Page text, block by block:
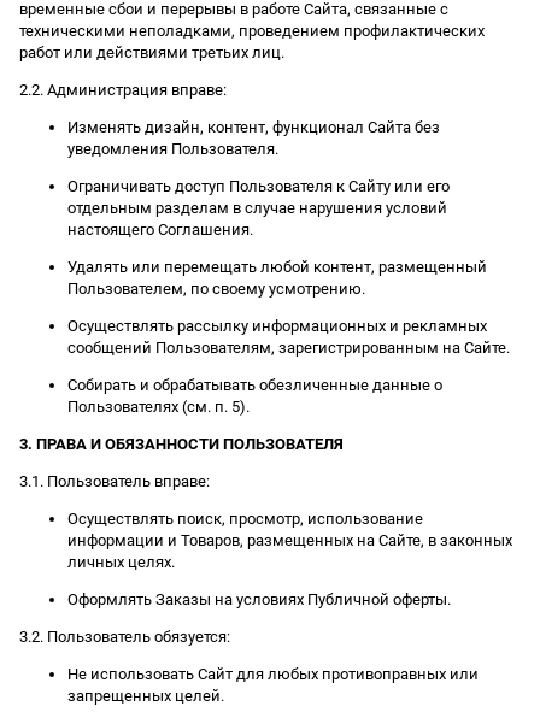
временные сбои и перерывы в работе Сайта, связанные с
техническими неполадками, проведением профилактических
работ или действиями третьих лиц.
2.2. Администрация вправе:
Изменять дизайн, контент, функционал Сайта без
уведомления Пользователя.
Ограничивать доступ Пользователя к Сайту или его
отдельным разделам в случае нарушения условий
настоящего Соглашения.
Удалять или перемещать любой контент, размещенный
Пользователем, по своему усмотрению.
Осуществлять рассылку информационных и рекламных
сообщений Пользователям, зарегистрированным на Сайте.
Собирать и обрабатывать обезличенные данные о
Пользователях (см. п. 5).
3. ПРАВА И ОБЯЗАННОСТИ ПОЛЬЗОВАТЕЛЯ
3.1. Пользователь вправе:
Осуществлять поиск, просмотр, использование
информации и Товаров, размещенных на Сайте, в законных
личных целях.
Оформлять Заказы на условиях Публичной оферты.
3.2. Пользователь обязуется:
Не использовать Сайт для любых противоправных или
запрещенных целей.